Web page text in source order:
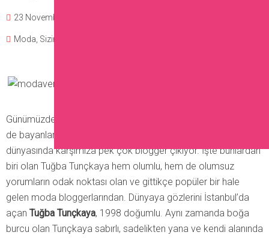
23 November 2016
Moda Sizin İçin Seçtiklerimiz
Günümüzde moda dünyasına dahil olmayan yok gibi. Özellikle
de bayanların sürekli olarak boy gösterdikleri moda
dünyasında karşımıza pek çok blogger çıkıyor. İşte bunlardan
biri olan Tuğba Tunçkaya hem olumlu, hem de olumsuz
yorumların odak noktası olan ve gittikçe popüler bir hale
gelen moda bloggerlarından. Dünyaya gözlerini İstanbul’da
açan Tuğba Tunçkaya, 1998 doğumlu. Aynı zamanda boğa
burcu olan Tunçkaya sabırlı, sadelikten yana ve kendi alanında